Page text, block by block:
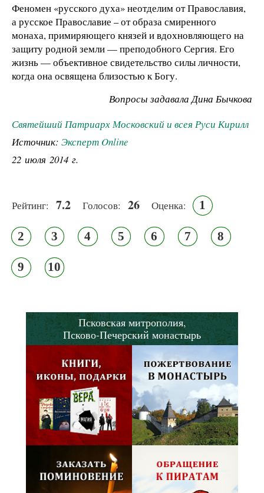
Феномен «русского духа» неотделим от Православия,
а русское Православие – от образа смиренного
монаха, примиряющего князей и вдохновляющего на
защиту родной земли — преподобного Сергия. Его
жизнь — объективное свидетельство силы личности,
когда она освящена близостью к Богу.
Вопросы задавала Дина Бычкова
Святейший Патриарх Московский и всея Руси Кирилл
Источник: Эксперт Online
22 июля 2014 г.
Рейтинг: 7.2 Голосов: 26 Оценка: 1
2 3 4 5 6 7 8
9 10
Псковская митрополия,
Псково-Печерский монастырь